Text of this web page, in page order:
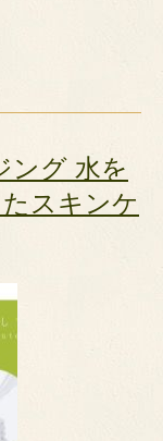
ング 水を
スキンケ